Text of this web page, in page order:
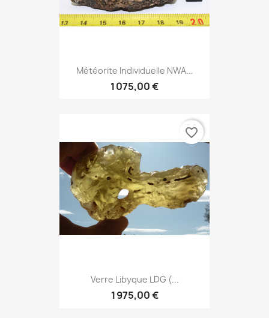
Météorite Individuelle NWA...
1 075,00 €
Verre Libyque LDG (...
1 975,00 €
favorite_border